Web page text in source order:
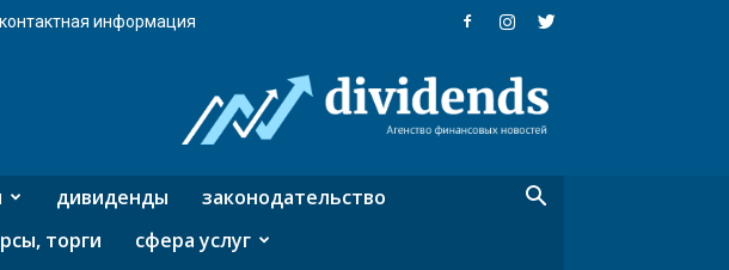
контактная информация
агентство
финансовых
дивиденды
законодательство
торги
сфера услуг